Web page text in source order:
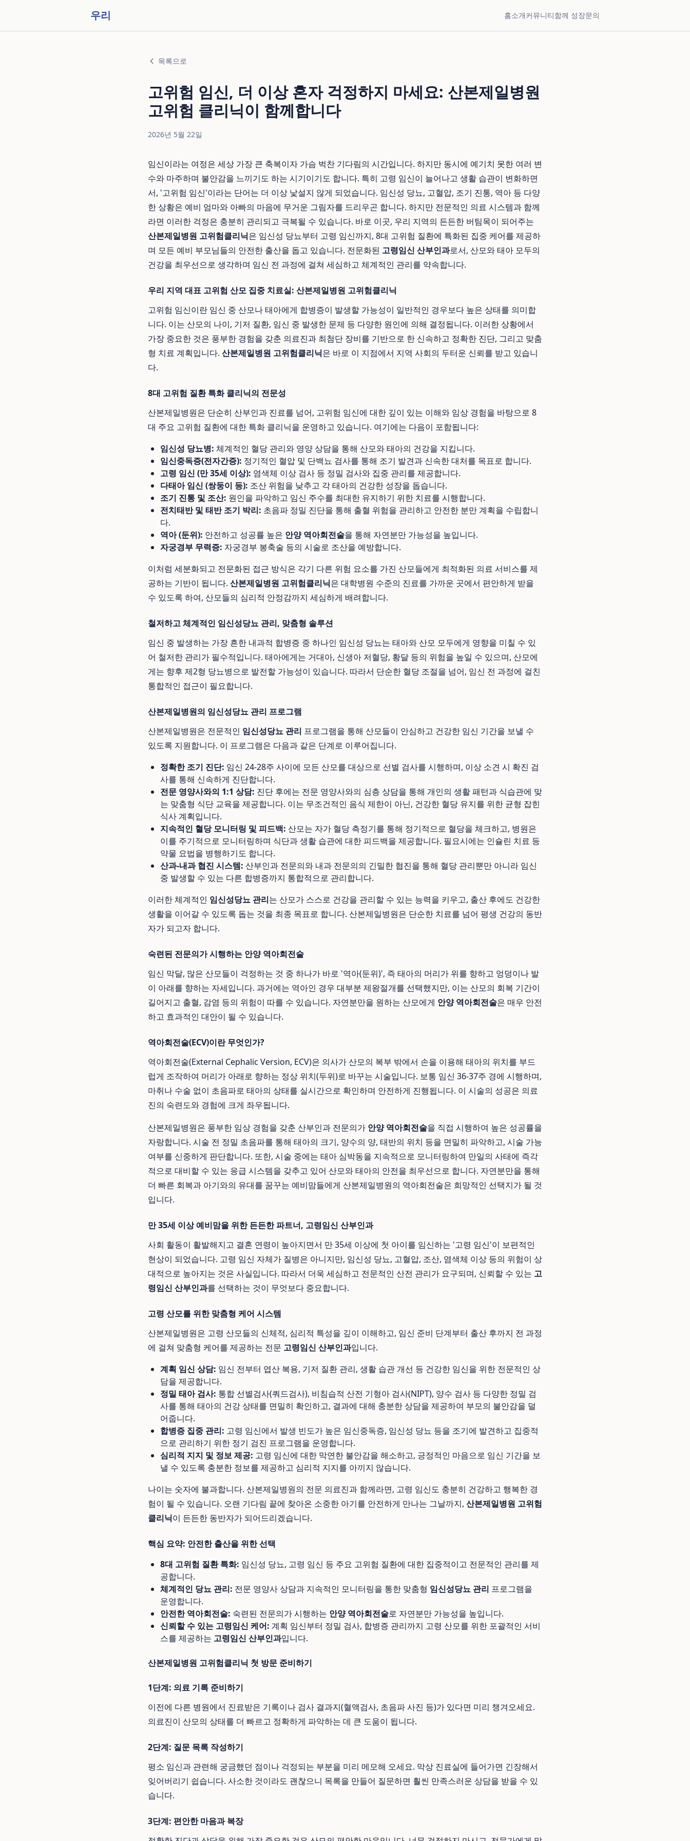
우리 홈소개커뮤니티함께 성장문의
목록으로
고위험 임신, 더 이상 혼자 걱정하지 마세요: 산본제일병원
고위험 클리닉이 함께합니다
2026년 5월 22일
임신이라는 여정은 세상 가장 큰 축복이자 가슴 벅찬 기다림의 시간입니다. 하지만 동시에 예기치 못한 여러 변
수와 마주하며 불안감을 느끼기도 하는 시기이기도 합니다. 특히 고령 임신이 늘어나고 생활 습관이 변화하면
서, '고위험 임신'이라는 단어는 더 이상 낯설지 않게 되었습니다. 임신성 당뇨, 고혈압, 조기 진통, 역아 등 다양
한 상황은 예비 엄마와 아빠의 마음에 무거운 그림자를 드리우곤 합니다. 하지만 전문적인 의료 시스템과 함께
라면 이러한 걱정은 충분히 관리되고 극복될 수 있습니다. 바로 이곳, 우리 지역의 든든한 버팀목이 되어주는
산본제일병원 고위험클리닉은 임신성 당뇨부터 고령 임신까지, 8대 고위험 질환에 특화된 집중 케어를 제공하
며 모든 예비 부모님들의 안전한 출산을 돕고 있습니다. 전문화된 고령임신 산부인과로서, 산모와 태아 모두의
건강을 최우선으로 생각하며 임신 전 과정에 걸쳐 세심하고 체계적인 관리를 약속합니다.
우리 지역 대표 고위험 산모 집중 치료실: 산본제일병원 고위험클리닉
고위험 임신이란 임신 중 산모나 태아에게 합병증이 발생할 가능성이 일반적인 경우보다 높은 상태를 의미합
니다. 이는 산모의 나이, 기저 질환, 임신 중 발생한 문제 등 다양한 원인에 의해 결정됩니다. 이러한 상황에서
가장 중요한 것은 풍부한 경험을 갖춘 의료진과 최첨단 장비를 기반으로 한 신속하고 정확한 진단, 그리고 맞춤
형 치료 계획입니다. 산본제일병원 고위험클리닉은 바로 이 지점에서 지역 사회의 두터운 신뢰를 받고 있습니
다.
8대 고위험 질환 특화 클리닉의 전문성
산본제일병원은 단순히 산부인과 진료를 넘어, 고위험 임신에 대한 깊이 있는 이해와 임상 경험을 바탕으로 8
대 주요 고위험 질환에 대한 특화 클리닉을 운영하고 있습니다. 여기에는 다음이 포함됩니다:
임신성 당뇨병: 체계적인 혈당 관리와 영양 상담을 통해 산모와 태아의 건강을 지킵니다.
임신중독증(전자간증): 정기적인 혈압 및 단백뇨 검사를 통해 조기 발견과 신속한 대처를 목표로 합니다.
고령 임신 (만 35세 이상): 염색체 이상 검사 등 정밀 검사와 집중 관리를 제공합니다.
다태아 임신 (쌍둥이 등): 조산 위험을 낮추고 각 태아의 건강한 성장을 돕습니다.
조기 진통 및 조산: 원인을 파악하고 임신 주수를 최대한 유지하기 위한 치료를 시행합니다.
전치태반 및 태반 조기 박리: 초음파 정밀 진단을 통해 출혈 위험을 관리하고 안전한 분만 계획을 수립합니
다.
역아 (둔위): 안전하고 성공률 높은 안양 역아회전술을 통해 자연분만 가능성을 높입니다.
자궁경부 무력증: 자궁경부 봉축술 등의 시술로 조산을 예방합니다.
이처럼 세분화되고 전문화된 접근 방식은 각기 다른 위험 요소를 가진 산모들에게 최적화된 의료 서비스를 제
공하는 기반이 됩니다. 산본제일병원 고위험클리닉은 대학병원 수준의 진료를 가까운 곳에서 편안하게 받을
수 있도록 하여, 산모들의 심리적 안정감까지 세심하게 배려합니다.
철저하고 체계적인 임신성당뇨 관리, 맞춤형 솔루션
임신 중 발생하는 가장 흔한 내과적 합병증 중 하나인 임신성 당뇨는 태아와 산모 모두에게 영향을 미칠 수 있
어 철저한 관리가 필수적입니다. 태아에게는 거대아, 신생아 저혈당, 황달 등의 위험을 높일 수 있으며, 산모에
게는 향후 제2형 당뇨병으로 발전할 가능성이 있습니다. 따라서 단순한 혈당 조절을 넘어, 임신 전 과정에 걸친
통합적인 접근이 필요합니다.
산본제일병원의 임신성당뇨 관리 프로그램
산본제일병원은 전문적인 임신성당뇨 관리 프로그램을 통해 산모들이 안심하고 건강한 임신 기간을 보낼 수
있도록 지원합니다. 이 프로그램은 다음과 같은 단계로 이루어집니다.
정확한 조기 진단: 임신 24-28주 사이에 모든 산모를 대상으로 선별 검사를 시행하며, 이상 소견 시 확진 검
사를 통해 신속하게 진단합니다.
전문 영양사와의 1:1 상담: 진단 후에는 전문 영양사와의 심층 상담을 통해 개인의 생활 패턴과 식습관에 맞
는 맞춤형 식단 교육을 제공합니다. 이는 무조건적인 음식 제한이 아닌, 건강한 혈당 유지를 위한 균형 잡힌
식사 계획입니다.
지속적인 혈당 모니터링 및 피드백: 산모는 자가 혈당 측정기를 통해 정기적으로 혈당을 체크하고, 병원은
이를 주기적으로 모니터링하며 식단과 생활 습관에 대한 피드백을 제공합니다. 필요시에는 인슐린 치료 등
약물 요법을 병행하기도 합니다.
산과-내과 협진 시스템: 산부인과 전문의와 내과 전문의의 긴밀한 협진을 통해 혈당 관리뿐만 아니라 임신
중 발생할 수 있는 다른 합병증까지 통합적으로 관리합니다.
이러한 체계적인 임신성당뇨 관리는 산모가 스스로 건강을 관리할 수 있는 능력을 키우고, 출산 후에도 건강한
생활을 이어갈 수 있도록 돕는 것을 최종 목표로 합니다. 산본제일병원은 단순한 치료를 넘어 평생 건강의 동반
자가 되고자 합니다.
숙련된 전문의가 시행하는 안양 역아회전술
임신 막달, 많은 산모들이 걱정하는 것 중 하나가 바로 '역아(둔위)', 즉 태아의 머리가 위를 향하고 엉덩이나 발
이 아래를 향하는 자세입니다. 과거에는 역아인 경우 대부분 제왕절개를 선택했지만, 이는 산모의 회복 기간이
길어지고 출혈, 감염 등의 위험이 따를 수 있습니다. 자연분만을 원하는 산모에게 안양 역아회전술은 매우 안전
하고 효과적인 대안이 될 수 있습니다.
역아회전술(ECV)이란 무엇인가?
역아회전술(External Cephalic Version, ECV)은 의사가 산모의 복부 밖에서 손을 이용해 태아의 위치를 부드
럽게 조작하여 머리가 아래로 향하는 정상 위치(두위)로 바꾸는 시술입니다. 보통 임신 36-37주 경에 시행하며,
마취나 수술 없이 초음파로 태아의 상태를 실시간으로 확인하며 안전하게 진행됩니다. 이 시술의 성공은 의료
진의 숙련도와 경험에 크게 좌우됩니다.
산본제일병원은 풍부한 임상 경험을 갖춘 산부인과 전문의가 안양 역아회전술을 직접 시행하여 높은 성공률을
자랑합니다. 시술 전 정밀 초음파를 통해 태아의 크기, 양수의 양, 태반의 위치 등을 면밀히 파악하고, 시술 가능
여부를 신중하게 판단합니다. 또한, 시술 중에는 태아 심박동을 지속적으로 모니터링하여 만일의 사태에 즉각
적으로 대비할 수 있는 응급 시스템을 갖추고 있어 산모와 태아의 안전을 최우선으로 합니다. 자연분만을 통해
더 빠른 회복과 아기와의 유대를 꿈꾸는 예비맘들에게 산본제일병원의 역아회전술은 희망적인 선택지가 될 것
입니다.
만 35세 이상 예비맘을 위한 든든한 파트너, 고령임신 산부인과
사회 활동이 활발해지고 결혼 연령이 높아지면서 만 35세 이상에 첫 아이를 임신하는 '고령 임신'이 보편적인
현상이 되었습니다. 고령 임신 자체가 질병은 아니지만, 임신성 당뇨, 고혈압, 조산, 염색체 이상 등의 위험이 상
대적으로 높아지는 것은 사실입니다. 따라서 더욱 세심하고 전문적인 산전 관리가 요구되며, 신뢰할 수 있는 고
령임신 산부인과를 선택하는 것이 무엇보다 중요합니다.
고령 산모를 위한 맞춤형 케어 시스템
산본제일병원은 고령 산모들의 신체적, 심리적 특성을 깊이 이해하고, 임신 준비 단계부터 출산 후까지 전 과정
에 걸쳐 맞춤형 케어를 제공하는 전문 고령임신 산부인과입니다.
계획 임신 상담: 임신 전부터 엽산 복용, 기저 질환 관리, 생활 습관 개선 등 건강한 임신을 위한 전문적인 상
담을 제공합니다.
정밀 태아 검사: 통합 선별검사(쿼드검사), 비침습적 산전 기형아 검사(NIPT), 양수 검사 등 다양한 정밀 검
사를 통해 태아의 건강 상태를 면밀히 확인하고, 결과에 대해 충분한 상담을 제공하여 부모의 불안감을 덜
어줍니다.
합병증 집중 관리: 고령 임신에서 발생 빈도가 높은 임신중독증, 임신성 당뇨 등을 조기에 발견하고 집중적
으로 관리하기 위한 정기 검진 프로그램을 운영합니다.
심리적 지지 및 정보 제공: 고령 임신에 대한 막연한 불안감을 해소하고, 긍정적인 마음으로 임신 기간을 보
낼 수 있도록 충분한 정보를 제공하고 심리적 지지를 아끼지 않습니다.
나이는 숫자에 불과합니다. 산본제일병원의 전문 의료진과 함께라면, 고령 임신도 충분히 건강하고 행복한 경
험이 될 수 있습니다. 오랜 기다림 끝에 찾아온 소중한 아기를 안전하게 만나는 그날까지, 산본제일병원 고위험
클리닉이 든든한 동반자가 되어드리겠습니다.
핵심 요약: 안전한 출산을 위한 선택
8대 고위험 질환 특화: 임신성 당뇨, 고령 임신 등 주요 고위험 질환에 대한 집중적이고 전문적인 관리를 제
공합니다.
체계적인 당뇨 관리: 전문 영양사 상담과 지속적인 모니터링을 통한 맞춤형 임신성당뇨 관리 프로그램을
운영합니다.
안전한 역아회전술: 숙련된 전문의가 시행하는 안양 역아회전술로 자연분만 가능성을 높입니다.
신뢰할 수 있는 고령임신 케어: 계획 임신부터 정밀 검사, 합병증 관리까지 고령 산모를 위한 포괄적인 서비
스를 제공하는 고령임신 산부인과입니다.
산본제일병원 고위험클리닉 첫 방문 준비하기
1단계: 의료 기록 준비하기
이전에 다른 병원에서 진료받은 기록이나 검사 결과지(혈액검사, 초음파 사진 등)가 있다면 미리 챙겨오세요.
의료진이 산모의 상태를 더 빠르고 정확하게 파악하는 데 큰 도움이 됩니다.
2단계: 질문 목록 작성하기
평소 임신과 관련해 궁금했던 점이나 걱정되는 부분을 미리 메모해 오세요. 막상 진료실에 들어가면 긴장해서
잊어버리기 쉽습니다. 사소한 것이라도 괜찮으니 목록을 만들어 질문하면 훨씬 만족스러운 상담을 받을 수 있
습니다.
3단계: 편안한 마음과 복장